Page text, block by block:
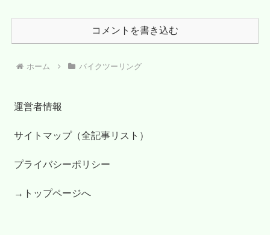
コメントを書き込む
ホーム バイクツーリング
運営者情報
サイトマップ（全記事リスト）
プライバシーポリシー
→トップページへ